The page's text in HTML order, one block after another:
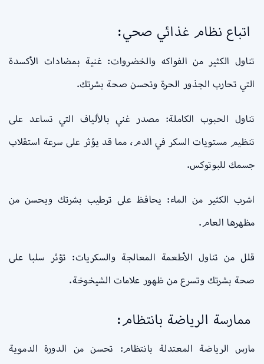
اتباع نظام غذائي صحي:
تناول الكثير من الفواكه والخضروات: غنية بمضادات الأكسدة
التي تحارب الجذور الحرة وتحسن صحة بشرتك.
تناول الحبوب الكاملة: مصدر غني بالألياف التي تساعد على
تنظيم مستويات السكر في الدم، مما قد يؤثر على سرعة استقلاب
جسمك للبوتوكس.
اشرب الكثير من الماء: يحافظ على ترطيب بشرتك ويحسن من
مظهرها العام.
قلل من تناول الأطعمة المعالجة والسكريات: تؤثر سلبا على
صحة بشرتك وتسرع من ظهور علامات الشيخوخة.
ممارسة الرياضة بانتظام:
مارس الرياضة المعتدلة بانتظام: تحسن من الدورة الدموية